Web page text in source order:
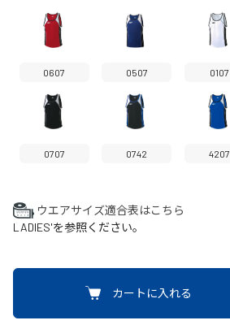
0607 0507 0107
0707 0742 4207
ウエアサイズ適合表はこちら
LADIES'を参照ください。
カートに入れる